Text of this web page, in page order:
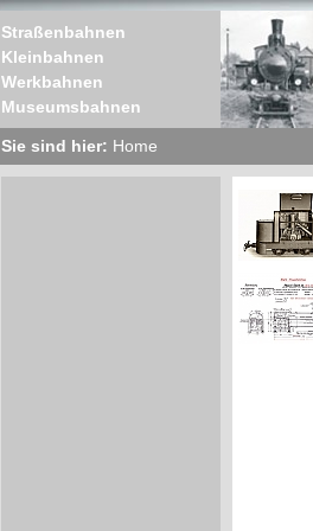
Straßenbahnen
Kleinbahnen
Werkbahnen
Museumsbahnen
Sie sind hier: Home